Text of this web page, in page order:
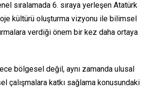
sıralamada 6. sıraya yerleşen Atatürk
kültürü oluşturma vizyonu ile bilimsel
verdiği önem bir kez daha ortaya
bölgesel değil, aynı zamanda ulusal
çalışmalara katkı sağlama konusundaki